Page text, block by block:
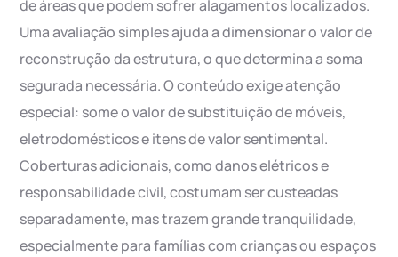
de áreas que podem sofrer alagamentos localizados.
Uma avaliação simples ajuda a dimensionar o valor de
reconstrução da estrutura, o que determina a soma
segurada necessária. O conteúdo exige atenção
especial: some o valor de substituição de móveis,
eletrodomésticos e itens de valor sentimental.
Coberturas adicionais, como danos elétricos e
responsabilidade civil, costumam ser custeadas
separadamente, mas trazem grande tranquilidade,
especialmente para famílias com crianças ou espaços